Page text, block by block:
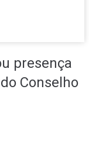
presença
Conselho